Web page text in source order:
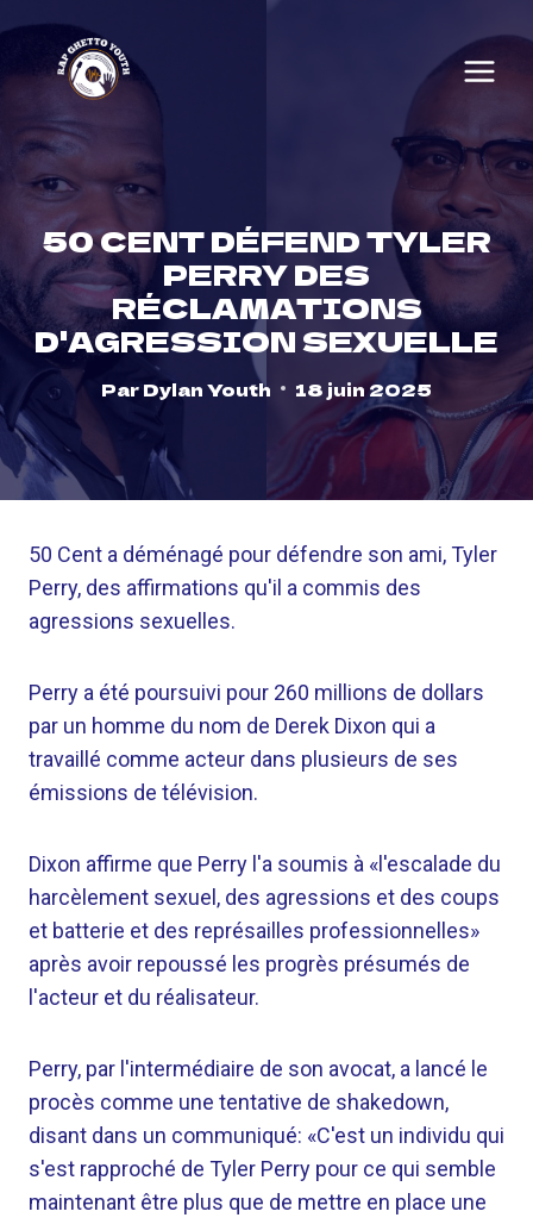
content
50 CENT DÉFEND TYLER
PERRY DES
RÉCLAMATIONS
D'AGRESSION SEXUELLE
ParDylan Youth 18 juin 2025
50 Cent a déménagé pour défendre son ami, Tyler
Perry, des affirmations qu'il a commis des
agressions sexuelles.
Perry a été poursuivi pour 260 millions de dollars
par un homme du nom de Derek Dixon qui a
travaillé comme acteur dans plusieurs de ses
émissions de télévision.
Dixon affirme que Perry l'a soumis à «l'escalade du
harcèlement sexuel, des agressions et des coups
et batterie et des représailles professionnelles»
après avoir repoussé les progrès présumés de
l'acteur et du réalisateur.
Perry, par l'intermédiaire de son avocat, a lancé le
procès comme une tentative de shakedown,
disant dans un communiqué: «C'est un individu qui
s'est rapproché de Tyler Perry pour ce qui semble
maintenant être plus que de mettre en place une